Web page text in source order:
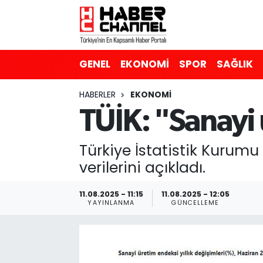
GENEL EKONOMİ SPOR SAĞLIK
HABERLER EKONOMİ
TÜİK: "Sanayi
Türkiye İstatistik
verilerini açıkladı.
11.08.2025 - 11:15
YAYINLANMA
11.08.2025 - 12:05
GÜNCELLEME
Nöbetçi Eczaneler
Trafik Durumu
Süper Lig Puan Durumu ve Fikstür
Tüm Manşetler
Son Dakika Haberleri